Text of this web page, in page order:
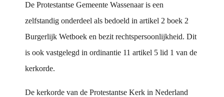
De Protestantse Gemeente Wassenaar is een
zelfstandig onderdeel als bedoeld in artikel 2 boek 2
Burgerlijk Wetboek en bezit rechtspersoonlijkheid. Dit
is ook vastgelegd in ordinantie 11 artikel 5 lid 1 van de
kerkorde.
De kerkorde van de Protestantse Kerk in Nederland